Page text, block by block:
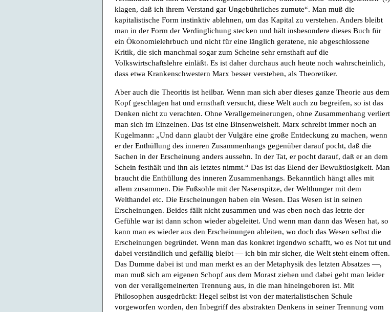
klagen, daß ich ihrem Verstand gar Ungebührliches zumute“. Man muß die
kapitalistische Form instinktiv ablehnen, um das Kapital zu verstehen. Anders bleibt
man in der Form der Verdinglichung stecken und hält insbesondere dieses Buch für
ein Ökonomielehrbuch und nicht für eine länglich geratene, nie abgeschlossene
Kritik, die sich manchmal sogar zum Scheine sehr ernsthaft auf die
Volkswirtschaftslehre einläßt. Es ist daher durchaus auch heute noch wahrscheinlich,
dass etwa Krankenschwestern Marx besser verstehen, als Theoretiker.
Aber auch die Theoritis ist heilbar. Wenn man sich aber dieses ganze Theorie aus dem
Kopf geschlagen hat und ernsthaft versucht, diese Welt auch zu begreifen, so ist das
Denken nicht zu verachten. Ohne Verallgemeinerungen, ohne Zusammenhang verliert
man sich im Einzelnen. Das ist eine Binsenweisheit. Marx schreibt immer noch an
Kugelmann: „Und dann glaubt der Vulgäre eine große Entdeckung zu machen, wenn
er der Enthüllung des inneren Zusammenhangs gegenüber darauf pocht, daß die
Sachen in der Erscheinung anders aussehn. In der Tat, er pocht darauf, daß er an dem
Schein festhält und ihn als letztes nimmt.“ Das ist das Elend der Bewußtlosigkeit. Man
braucht die Enthüllung des inneren Zusammenhangs. Bekanntlich hängt alles mit
allem zusammen. Die Fußsohle mit der Nasenspitze, der Welthunger mit dem
Welthandel etc. Die Erscheinungen haben ein Wesen. Das Wesen ist in seinen
Erscheinungen. Beides fällt nicht zusammen und was eben noch das letzte der
Gefühle war ist dann schon wieder abgeleitet. Und wenn man dann das Wesen hat, so
kann man es wieder aus den Erscheinungen ableiten, wo doch das Wesen selbst die
Erscheinungen begründet. Wenn man das konkret irgendwo schafft, wo es Not tut und
dabei verständlich und gefällig bleibt — ich bin mir sicher, die Welt steht einem offen.
Das Dumme dabei ist und man merkt es an der Metaphysik des letzten Absatzes —,
man muß sich am eigenen Schopf aus dem Morast ziehen und dabei geht man leider
von der verallgemeinerten Trennung aus, in die man hineingeboren ist. Mit
Philosophen ausgedrückt: Hegel selbst ist von der materialistischen Schule
vorgeworfen worden, den Inbegriff des abstrakten Denkens in seiner Trennung vom